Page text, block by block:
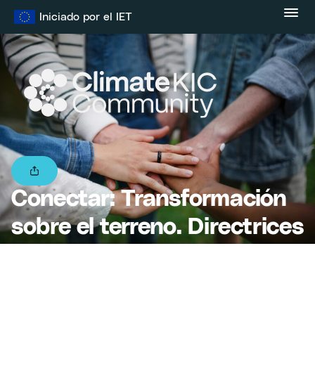
Iniciado por el IET
Conectar: Transformación
sobre el terreno. Directrices